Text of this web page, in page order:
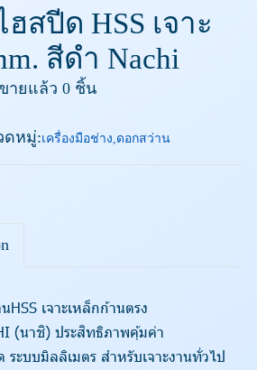
สปีด HSS เจาะ
สีดำ Nachi
ขายแล้ว 0 ชิ้น
ดหมู่:เครื่องมือช่าง,ดอกสว่าน
เจาะเหล็กก้านตรง
(นาชิ) ประสิทธิภาพคุ้มค่า
ะบบมิลลิเมตร สำหรับเจาะงานทั่วไป